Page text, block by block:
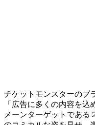
チケットモンスターのブ
「広告に多くの内容を
メーンターゲットである